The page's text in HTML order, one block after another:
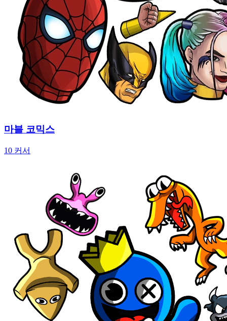
마블 코믹스
10 커서